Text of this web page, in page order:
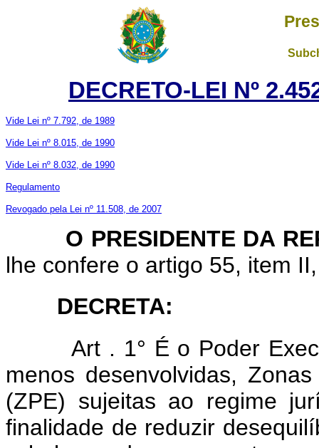
DECRETO-LEI Nº
Vide Lei nº 7.792, de 1989
Vide Lei nº 8.015, de 1990
Vide Lei nº 8.032, de 1990
Regulamento
Revogado pela Lei nº 11.508, de 2007
O PRESIDENTE DA
lhe confere o artigo 55, item
DECRETA:
Art . 1° É o Poder
menos desenvolvidas,
(ZPE) sujeitas ao regime
finalidade de reduzir